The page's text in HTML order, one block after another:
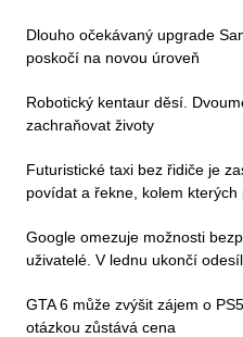
Dlouho očekávaný upgrade
poskočí na novou úroveň
Robotický kentaur děsí.
zachraňovat životy
Futuristické taxi bez řidiče je
povídat a řekne, kolem kterých
Google omezuje možnosti
uživatelé. V lednu ukončí
GTA 6 může zvýšit zájem o
otázkou zůstává cena